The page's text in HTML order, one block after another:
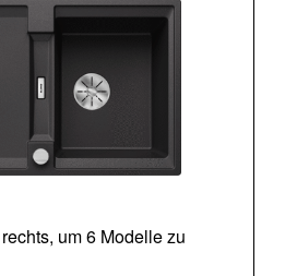
um 6 Modelle zu